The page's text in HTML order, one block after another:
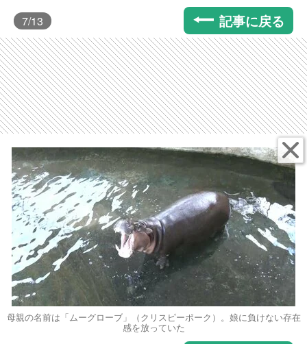
7/13 記事に戻る
母親の名前は「ムーグローブ」（クリスピーポーク）。娘に負けない存在
感を放っていた